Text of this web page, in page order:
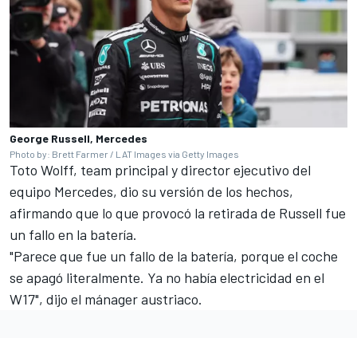
George Russell, Mercedes
Photo by: Brett Farmer / LAT Images via Getty Images
Toto Wolff, team principal y director ejecutivo del
equipo Mercedes, dio su versión de los hechos,
afirmando que lo que provocó la retirada de Russell fue
un fallo en la batería.
"Parece que fue un fallo de la batería, porque el coche
se apagó literalmente. Ya no había electricidad en el
W17", dijo el mánager austriaco.